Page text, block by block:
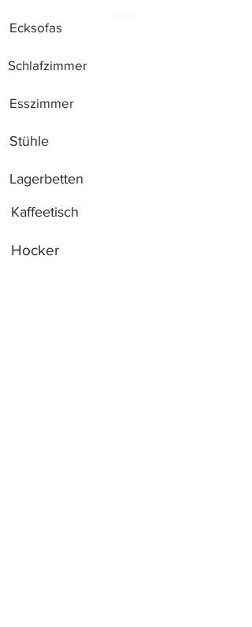
Ecksofas
Schlafzimmer
Esszimmer
Stühle
Lagerbetten
Kaffeetisch
Hocker